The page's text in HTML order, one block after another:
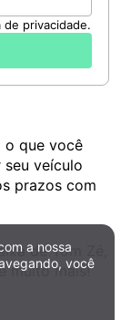
privacidade.
o que você
seu veículo
prazos com
de Tom Zé,
muito mais!
a nossa
você